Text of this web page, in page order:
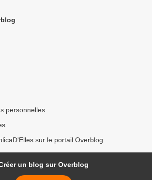
personnelles
sur le portail Overblog
un blog sur Overblog